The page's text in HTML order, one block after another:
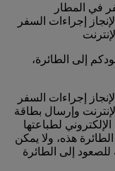
في المطار
إجراءات السفر
إلى الطائرة،
إجراءات السفر
وإرسال بطاقة
لطباعتها
هذه، ولا يمكن
للصعود إلى الطائرة